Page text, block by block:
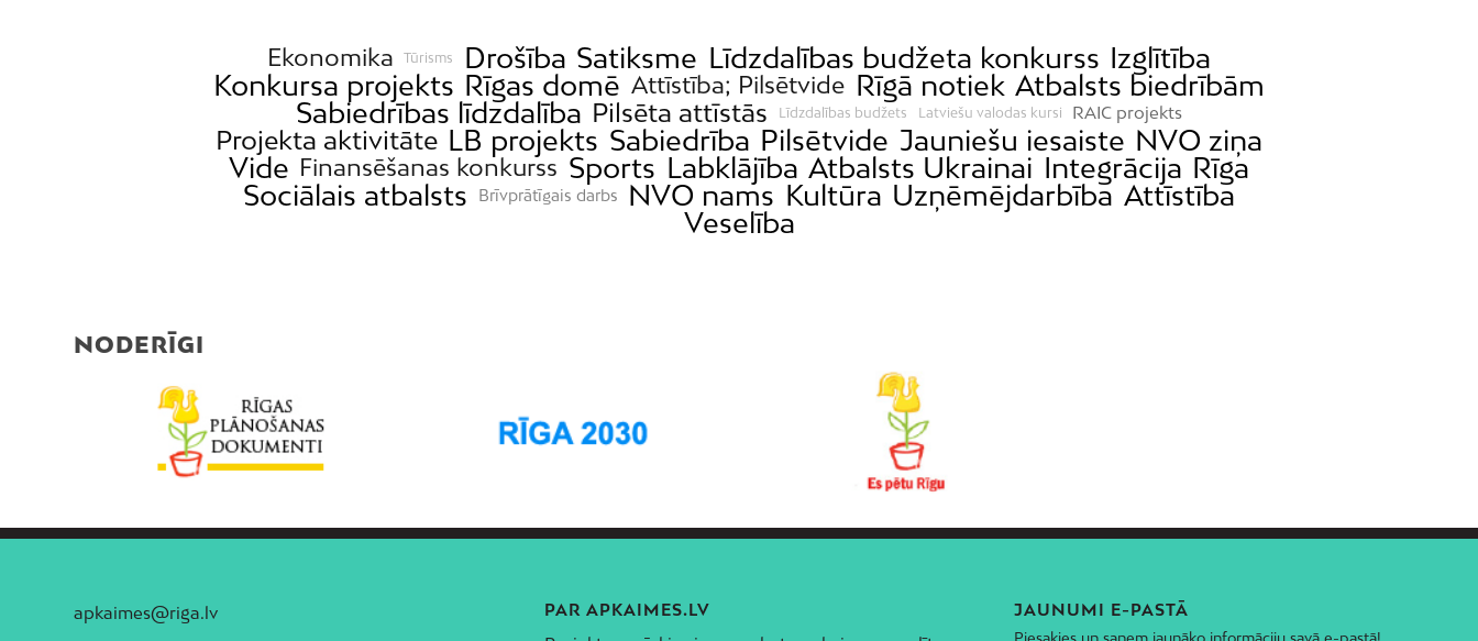
Ekonomika Tūrisms Drošība Satiksme Līdzdalības budžeta konkurss Izglītība
Konkursa projekts Rīgas domē Attīstība; Pilsētvide Rīgā notiek Atbalsts biedrībām
Sabiedrības līdzdalība Pilsēta attīstās Līdzdalības budžets Latviešu valodas kursi RAIC projekts
Projekta aktivitāte LB projekts Sabiedrība Pilsētvide Jauniešu iesaiste NVO ziņa
Vide Finansēšanas konkurss Sports Labklājība Atbalsts Ukrainai Integrācija Rīga
Sociālais atbalsts
Brīvprātīgais darbs NVO nams Kultūra Uzņēmējdarbība Attīstība
Veselība
NODERĪGI
apkaimes@riga.lv PAR APKAIMES.LV JAUNUMI E-PASTĀ